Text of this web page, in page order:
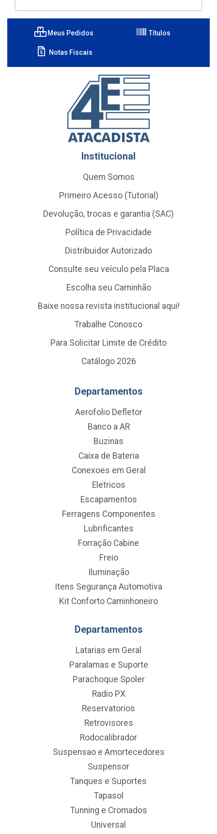
Meus Pedidos Títulos
Notas Fiscais
Institucional
Quem Somos
Primeiro Acesso (Tutorial)
Devolução, trocas e garantia (SAC)
Política de Privacidade
Distribuidor Autorizado
Consulte seu veículo pela Placa
Escolha seu Caminhão
Baixe nossa revista institucional aqui!
Trabalhe Conosco
Para Solicitar Limite de Crédito
Catálogo 2026
Departamentos
Aerofolio Defletor
Banco a AR
Buzinas
Caixa de Bateria
Conexoes em Geral
Eletricos
Escapamentos
Ferragens Componentes
Lubrificantes
Forração Cabine
Freio
Iluminação
Itens Segurança Automotiva
Kit Conforto Caminhoneiro
Departamentos
Latarias em Geral
Paralamas e Suporte
Parachoque Spoler
Radio PX
Reservatorios
Retrovisores
Rodocalibrador
Suspensao e Amortecedores
Suspensor
Tanques e Suportes
Tapasol
Tunning e Cromados
Universal